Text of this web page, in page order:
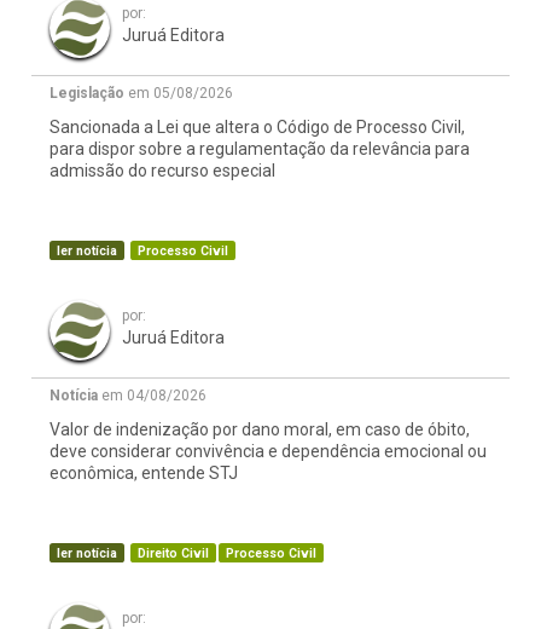
por:
Juruá Editora
Legislação em 05/08/2026
Sancionada a Lei que altera o Código de Processo Civil,
para dispor sobre a regulamentação da relevância para
admissão do recurso especial
ler notícia Processo Civil
por:
Juruá Editora
Notícia em 04/08/2026
Valor de indenização por dano moral, em caso de óbito,
deve considerar convivência e dependência emocional ou
econômica, entende STJ
ler notícia Direito Civil Processo Civil
por: